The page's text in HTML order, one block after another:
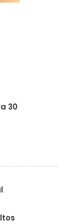
30